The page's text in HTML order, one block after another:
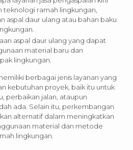
teknologi ramah lingkungan,
aspal daur ulang atau bahan baku
aspal daur ulang yang dapat
material baru dan
lingkungan.
berbagai jenis layanan yang
kebutuhan proyek, baik itu untuk
perbaikan jalan, ataupun
ada. Selain itu, perkembangan
alternatif dalam meningkatkan
material dan metode
lingkungan.